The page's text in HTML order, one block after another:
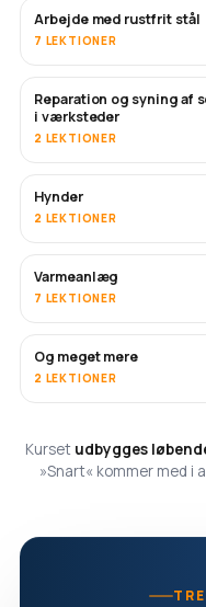
SNART
Arbejde med rustfrit stål
7 LEKTIONER
SNART
Reparation og syning af
i værksteder
2 LEKTIONER
Hynder
2 LEKTIONER
SNART
Varmeanlæg
7 LEKTIONER
SNART
Og meget mere
2 LEKTIONER
Kurset udbygges
»Snart« kommer med i